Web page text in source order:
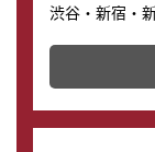
渋谷・新宿・
その場で現金
店舗を併設し
の購入もでき